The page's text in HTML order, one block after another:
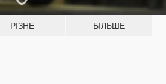
РІЗНЕ БІЛЬШЕ